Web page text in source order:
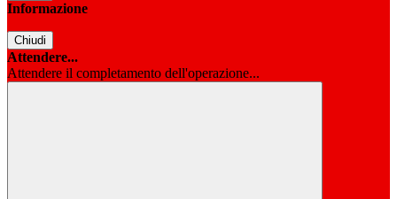
Informazione
Chiudi
Attendere...
Attendere il completamento dell'operazione...